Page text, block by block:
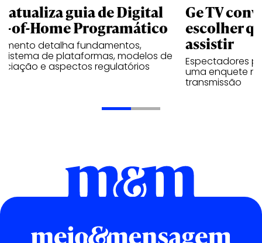
atualiza guia de Digital
of-Home Programático
detalha fundamentos,
de plataformas, modelos de
e aspectos regulatórios
Ge TV
escolher
assistir
Espectadores
uma enquete
transmissão